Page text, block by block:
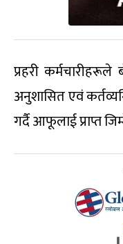
प्रहरी
अनुशासित एवं
गर्दै आफूलाई प्राप्त